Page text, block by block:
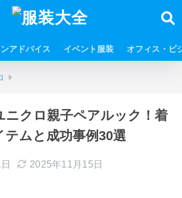
アドバイス イベント服装 オフィス・ビ
ニクロ親子ペアルック！着
テムと成功事例30選
2025年11月15日